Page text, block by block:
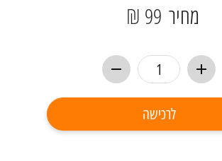
מחיר 99 ₪
לרכישה